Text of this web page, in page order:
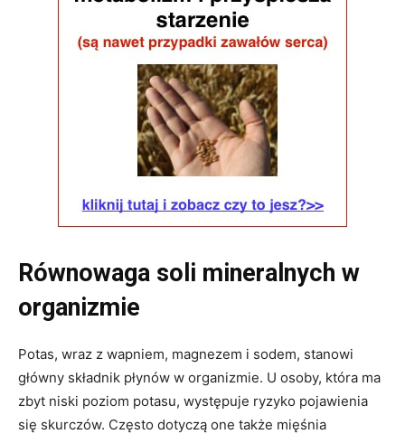
Równowaga soli mineralnych w
organizmie
Potas, wraz z wapniem, magnezem i sodem, stanowi
główny składnik płynów w organizmie. U osoby, która ma
zbyt niski poziom potasu, występuje ryzyko pojawienia
się skurczów. Często dotyczą one także mięśnia